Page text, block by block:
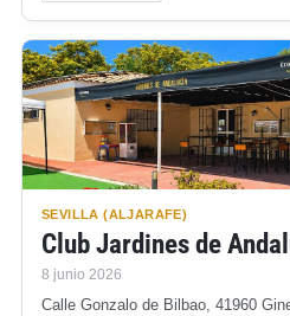
SEVILLA (ALJARAFE)
Club Jardines de
8 junio 2026
Calle Gonzalo de Bilbao, 41960